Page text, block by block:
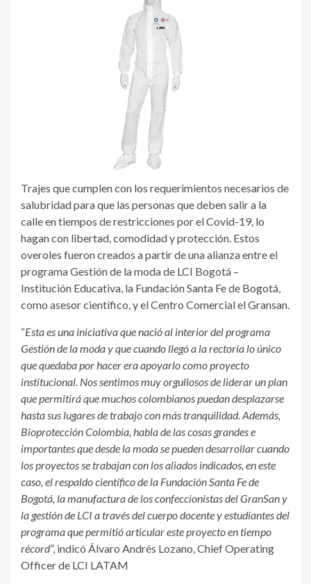
Trajes que cumplen con los requerimientos necesarios de
salubridad para que las personas que deben salir a la
calle en tiempos de restricciones por el Covid-19, lo
hagan con libertad, comodidad y protección. Estos
overoles fueron creados a partir de una alianza entre el
programa Gestión de la moda de LCI Bogotá –
Institución Educativa, la Fundación Santa Fe de Bogotá,
como asesor científico, y el Centro Comercial el Gransan.
“Esta es una iniciativa que nació al interior del programa
Gestión de la moda y que cuando llegó a la rectoría lo único
que quedaba por hacer era apoyarlo como proyecto
institucional. Nos sentimos muy orgullosos de liderar un plan
que permitirá que muchos colombianos puedan desplazarse
hasta sus lugares de trabajo con más tranquilidad. Además,
Bioprotección Colombia, habla de las cosas grandes e
importantes que desde la moda se pueden desarrollar cuando
los proyectos se trabajan con los aliados indicados, en este
caso, el respaldo científico de la Fundación Santa Fe de
Bogotá, la manufactura de los confeccionistas del GranSan y
la gestión de LCI a través del cuerpo docente y estudiantes del
programa que permitió articular este proyecto en tiempo
récord”, indicó Álvaro Andrés Lozano, Chief Operating
Officer de LCI LATAM